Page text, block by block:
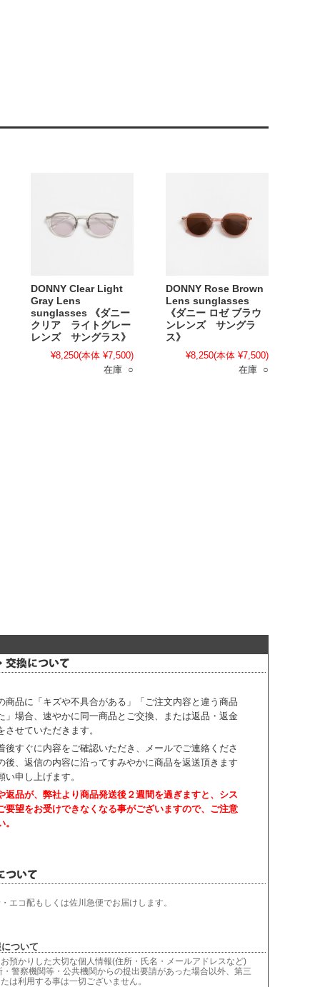
DONNY Clear Light
Gray Lens
sunglasses 《ダニー
クリア ライトグレー
レンズ サングラス》
¥8,250(本体 ¥7,500)
在庫 ○
DONNY Rose Brown
Lens sunglasses
《ダニー ロゼ ブラウ
ンレンズ サングラ
ス》
¥8,250(本体 ¥7,500)
在庫 ○
商品に「キズや不具合がある」「ご注文内容と違う商品
」場合、速やかに同一商品とご交換、または返品・返金
させていただきます。
後すぐに内容をご確認いただき、
メールでご連絡くださ
後、返信の内容に沿ってすみやかに商品を返送頂きます
い申し上げます。
返品が、弊社より商品発送後２週間を過ぎますと、 シス
要望をお受けできなくなる事がございますので、ご注意
エコ配もしくは佐川急便でお届けします。
ついて
預かりした大切な個人情報(住所・氏名・メールアドレスなど)
・警察機関等・公共機関からの提出要請があった場合以外、第三
は利用する事は一切ございません。